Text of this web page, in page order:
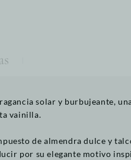
solar y burbujeante,
vainilla.
de almendra dulce y
por su elegante motivo